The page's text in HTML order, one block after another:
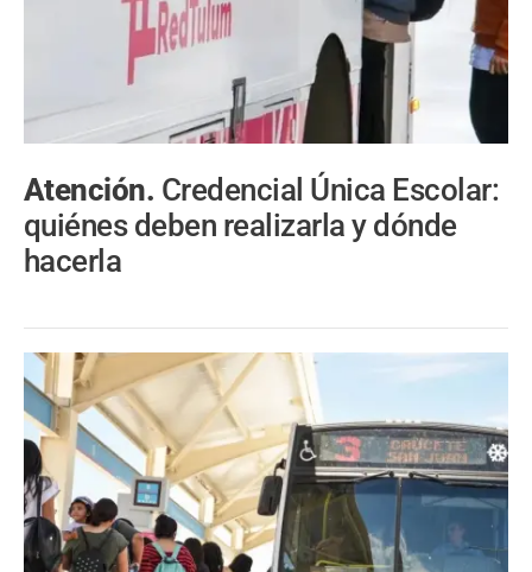
Atención. Credencial Única Escolar:
quiénes deben realizarla y dónde
hacerla